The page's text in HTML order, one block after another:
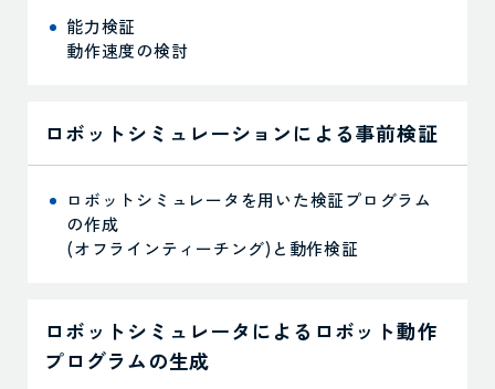
能力検証
動作速度の検討
ロボットシミュレーションによる事前検証
ロボットシミュレータを用いた検証プログラム
の作成
(オフラインティーチング)と動作検証
ロボットシミュレータによるロボット動作
プログラムの生成